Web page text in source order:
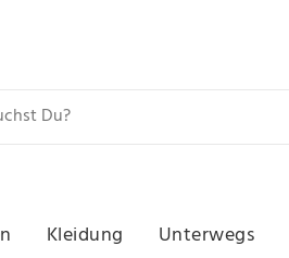
Kleidung Unterwegs